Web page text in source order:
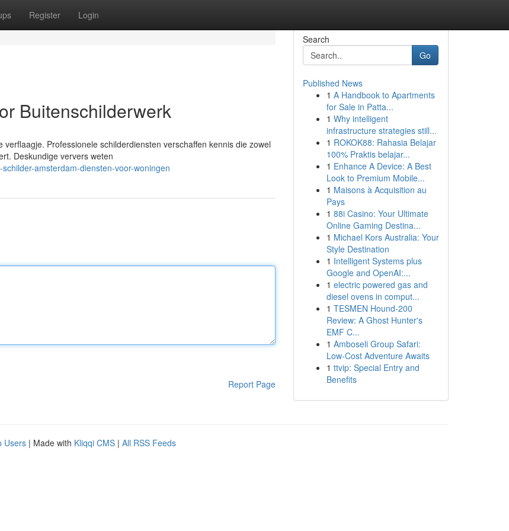
Register Login
Buitenschilderwerk
Professionele schilderdiensten verschaffen kennis die zowel
Deskundige ververs weten
amsterdam-diensten-voor-woningen
Report Page
Search
Go
Published News
1 A Handbook to Apartments
for Sale in Patta...
1 Why intelligent
infrastructure strategies still...
1 ROKOK88: Rahasia Belajar
100% Praktis belajar...
1 Enhance A Device: A Best
Look to Premium Mobile...
1 Maisons à Acquisition au
Pays
1 88i Casino: Your Ultimate
Online Gaming Destina...
1 Michael Kors Australia: Your
Style Destination
1 Intelligent Systems plus
Google and OpenAI:...
1 electric powered gas and
diesel ovens in comput...
1 TESMEN Hound-200
Review: A Ghost Hunter's
EMF C...
1 Amboseli Group Safari:
Low-Cost Adventure Awaits
1 ttvip: Special Entry and
Benefits
Users | Made with Kliqqi CMS | All RSS Feeds